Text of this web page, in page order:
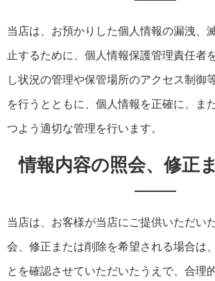
当店は、お預かりした個人情報の漏洩、
止するために、個人情報保護管理責任者
し状況の管理や保管場所のアクセス制御
を行うとともに、個人情報を正確に、ま
つよう適切な管理を行います。
情報内容の照会、修正
当店は、お客様が当店にご提供いただい
会、修正または削除を希望される場合は
とを確認させていただいたうえで、合理